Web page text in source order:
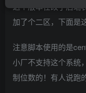
这个版本在改了后端
加了个二区，下面是
注意脚本使用的是
小厂不支持这个系统
制位数的！有人说跑